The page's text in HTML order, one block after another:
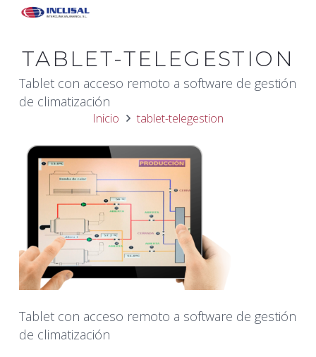
TABLET-TELEGESTION
Tablet con acceso remoto a software de gestión
de climatización
Inicio tablet-telegestion
Tablet con acceso remoto a software de gestión
de climatización